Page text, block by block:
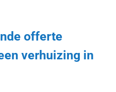
offerte
verhuizing in